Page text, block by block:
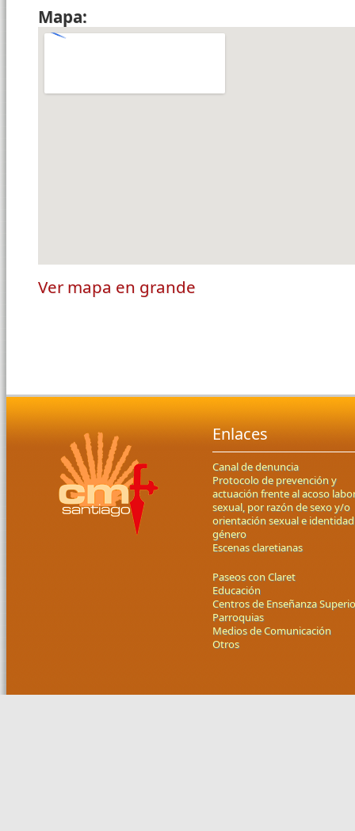
Mapa:
Ver mapa en grande
Enlaces
Canal de denuncia
Protocolo de prevención y
actuación frente al acoso
sexual, por razón de sexo y/o
orientación sexual e
género
Escenas claretianas
Paseos con Claret
Educación
Centros de Enseñanza
Parroquias
Medios de Comunicación
Otros